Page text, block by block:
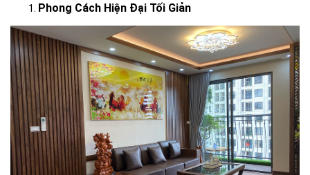
Phong Cách Hiện Đại Tối Giản